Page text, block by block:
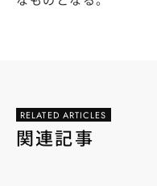
RELATED ARTICLES
関連記事